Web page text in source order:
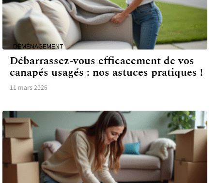
DÉMÉNAGEMENT
Débarrassez-vous efficacement de vos
canapés usagés : nos astuces pratiques !
11 mars 2026